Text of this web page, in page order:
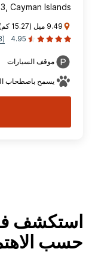
Cayman Islands
9.49 ميل (15.27 كم) من وسط المدينة Grand Cayman
4.95
(148 reviews)
موقف السيارات
يسمح باصطحاب
استكشف
حسب